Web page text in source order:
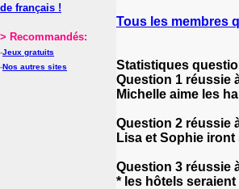
de français !
> Recommandés:
-Jeux gratuits
-Nos autres sites
Tous les membres
Statistiques
Question 1 réussie
Michelle aime les
Question 2 réussie
Lisa et Sophie
Question 3 réussie
* les hôtels